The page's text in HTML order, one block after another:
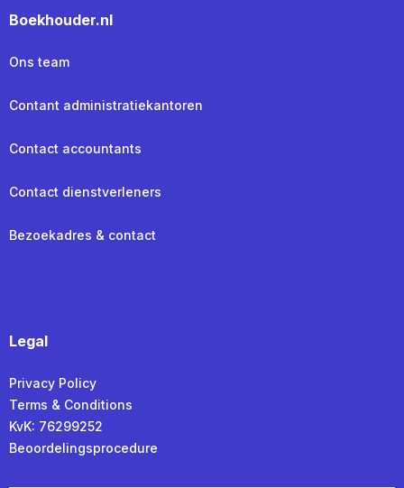
Boekhouder.nl
Ons team
Contant administratiekantoren
Contact accountants
Contact dienstverleners
Bezoekadres & contact
Legal
Privacy Policy
Terms & Conditions
KvK: 76299252
Beoordelingsprocedure